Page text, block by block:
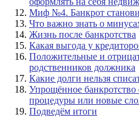
Миф №4. Банкрот
Что важно знать о
Жизнь после банкротства
Какая выгода у
Положительные и
родственников должника
Какие долги нельзя
Упрощённое банкротство
процедуры или новые
Подведём итоги